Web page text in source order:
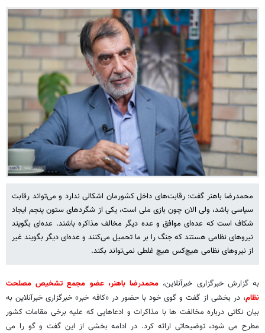
محمدرضا باهنر گفت: رقابت‌های داخل کشورمان اشکالی ندارد و می‌تواند رقابت
سیاسی باشد، ولی الان چون بازی ملی است، یکی از شگردهای ستون پنجم ایجاد
شکاف است که عده‌ای موافق و عده دیگر مخالف مذاکره باشند. عده‌ای بگویند
نیروهای نظامی هستند که جنگ را بر ما تحمیل می‌کنند و عده‌ای دیگر بگویند غیر
از نیروهای نظامی هیچ‌کس هیچ غلطی نمی‌تواند بکند.
به گزارش خبرگزاری خبرآنلاین، محمدرضا باهنر، عضو مجمع تشخیص مصلحت
نظام، در بخشی از گفت و گوی خود با حضور در «کافه خبر» خبرگزاری خبرآنلاین به
بیان نکاتی درباره مخالفت ها با مذاکرات و ادعاهایی که علیه برخی مقامات کشور
مطرح می شود، توضیحاتی ارائه کرد. در ادامه بخشی از این گفت و گو را می